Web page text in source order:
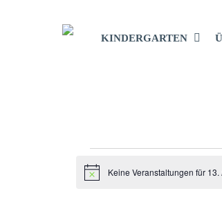
KINDERGARTEN
HinweisKeine Veranstaltungen für